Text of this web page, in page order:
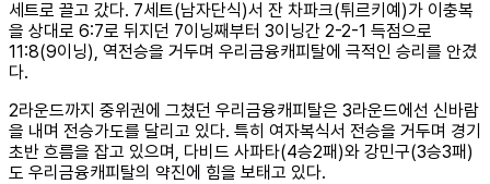
세트로 끌고 갔다. 7세트(남자단식)서 잔 차파크(튀르키예)가 이충복
을 상대로 6:7로 뒤지던 7이닝째부터 3이닝간 2-2-1 득점으로
11:8(9이닝), 역전승을 거두며 우리금융캐피탈에 극적인 승리를 안겼
다.
2라운드까지 중위권에 그쳤던 우리금융캐피탈은 3라운드에선 신바람
을 내며 전승가도를 달리고 있다. 특히 여자복식서 전승을 거두며 경기
초반 흐름을 잡고 있으며, 다비드 사파타(4승2패)와 강민구(3승3패)
도 우리금융캐피탈의 약진에 힘을 보태고 있다.